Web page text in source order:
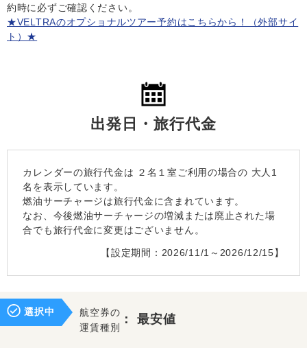
約時に必ずご確認ください。
★VELTRAのオプショナルツアー予約はこちらから！（外部サイ
ト）★
出発日・旅行代金
カレンダーの旅行代金は ２名１室ご利用の場合の 大人1
名を表示しています。
燃油サーチャージは旅行代金に含まれています。
なお、今後燃油サーチャージの増減または廃止された場
合でも旅行代金に変更はございません。
【設定期間：2026/11/1～2026/12/15】
選択中
航空券の
運賃種別
：最安値